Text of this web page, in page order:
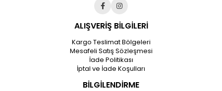
ALIŞVERİŞ BİLGİLERİ
Kargo Teslimat Bölgeleri
Mesafeli Satış Sözleşmesi
İade Politikası
İptal ve İade Koşulları
BİLGİLENDİRME